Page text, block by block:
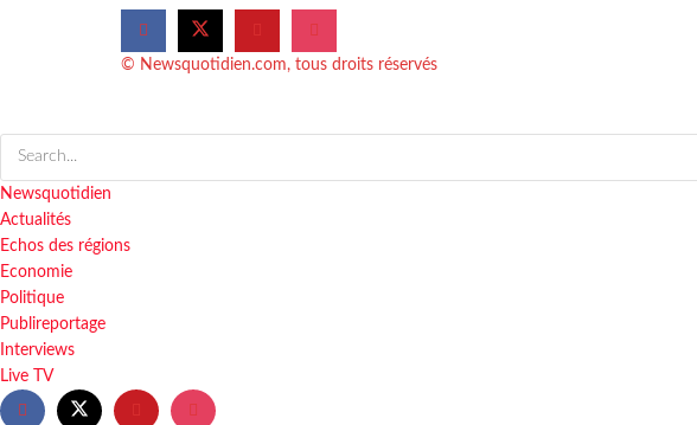
© Newsquotidien.com, tous droits réservés
Newsquotidien
Actualités
Echos des régions
Economie
Politique
Publireportage
Interviews
Live TV